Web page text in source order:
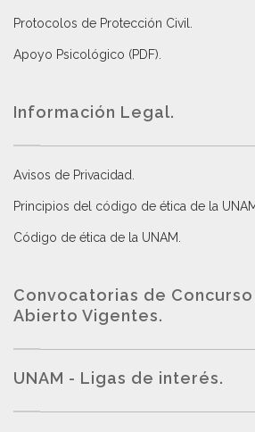
Protocolos de Protección Civil
Apoyo Psicológico (PDF)
Información Legal.
Avisos de Privacidad
Principios del código de ética de la
Código de ética de la UNAM
Convocatorias de
Abierto Vigentes.
UNAM - Ligas de interés.